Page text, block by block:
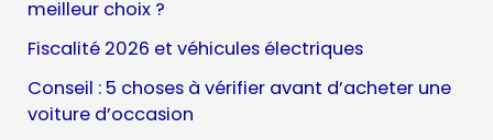
meilleur choix ?
Fiscalité 2026 et véhicules électriques
Conseil : 5 choses à vérifier avant d’acheter une
voiture d’occasion